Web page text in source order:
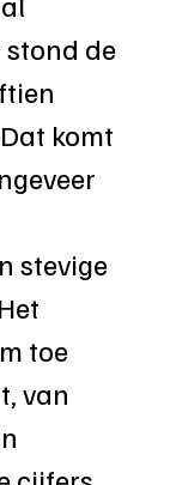
de
komt
stevige
toe
van